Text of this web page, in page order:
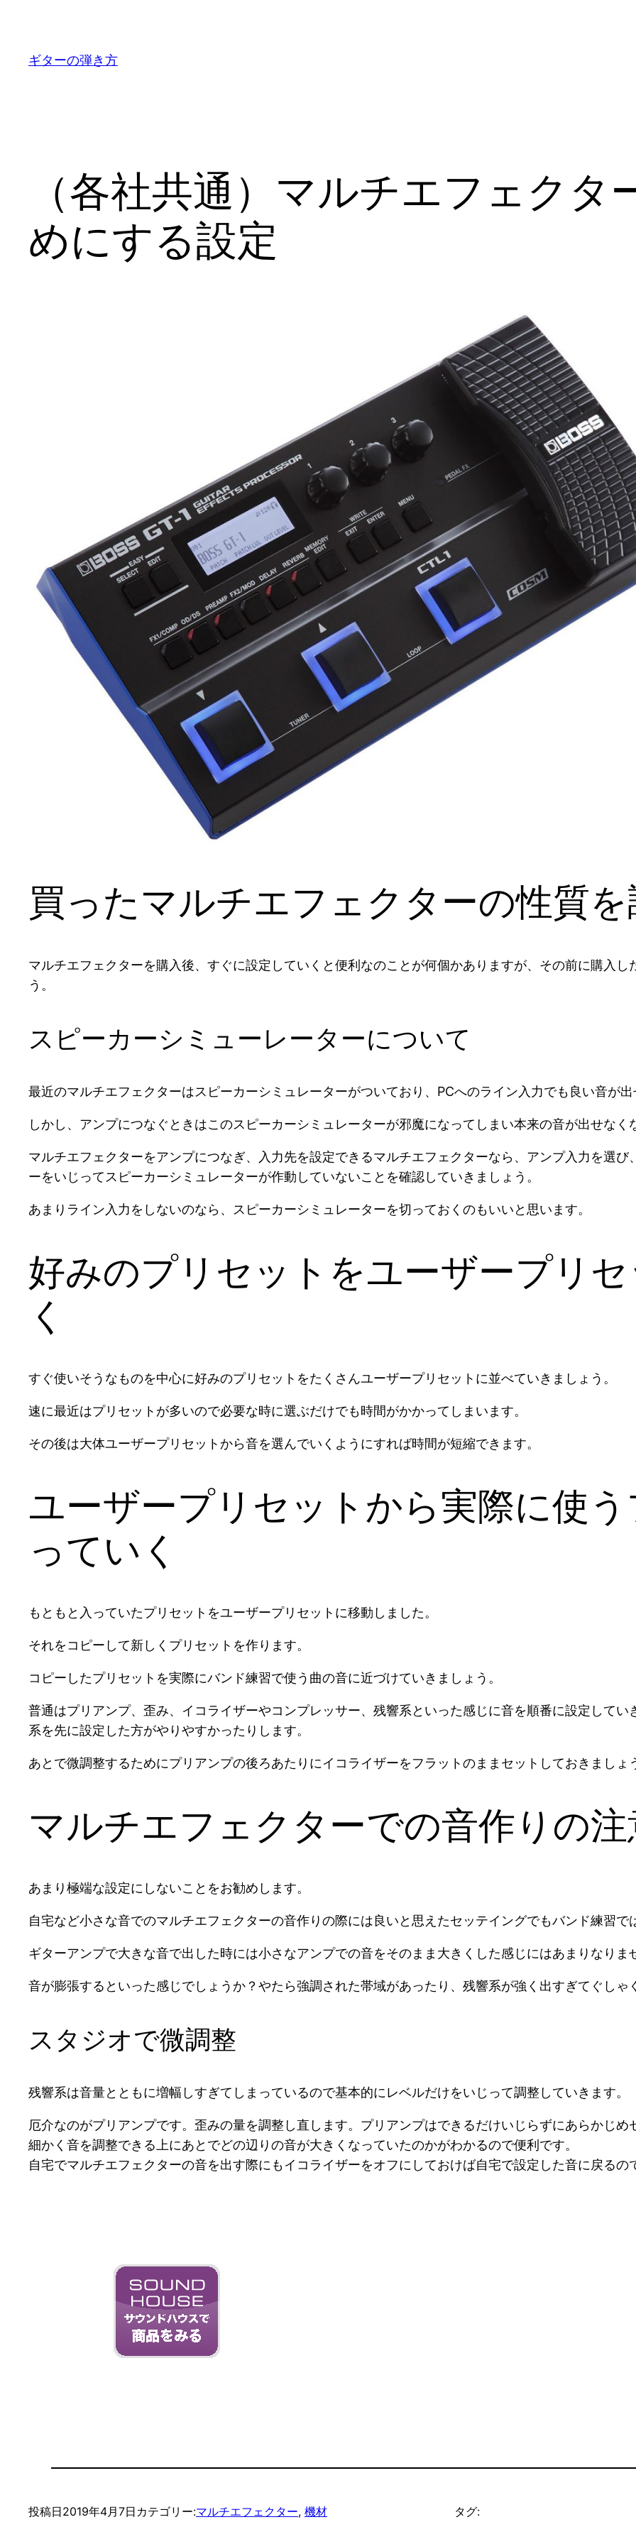
ギターの弾き方
（各社共通）マルチエフェクタ
めにする設定
買ったマルチエフェクターの性質
マルチエフェクターを購入後、すぐに設定していくと便利なのことが何個かありますが、その前に購入
う。
スピーカーシミューレーターについて
最近のマルチエフェクターはスピーカーシミュレーターがついており、PCへのライン入力でも良い音が
しかし、アンプにつなぐときはこのスピーカーシミュレーターが邪魔になってしまい本来の音が出せなく
マルチエフェクターをアンプにつなぎ、入力先を設定できるマルチエフェクターなら、アンプ入力を選
ーをいじってスピーカーシミュレーターが作動していないことを確認していきましょう。
あまりライン入力をしないのなら、スピーカーシミュレーターを切っておくのもいいと思います。
好みのプリセットをユーザープリ
く
すぐ使いそうなものを中心に好みのプリセットをたくさんユーザープリセットに並べていきましょう。
速に最近はプリセットが多いので必要な時に選ぶだけでも時間がかかってしまいます。
その後は大体ユーザープリセットから音を選んでいくようにすれば時間が短縮できます。
ユーザープリセットから実際に使
っていく
もともと入っていたプリセットをユーザープリセットに移動しました。
それをコピーして新しくプリセットを作ります。
コピーしたプリセットを実際にバンド練習で使う曲の音に近づけていきましょう。
普通はプリアンプ、歪み、イコライザーやコンプレッサー、残響系といった感じに音を順番に設定して
系を先に設定した方がやりやすかったりします。
あとで微調整するためにプリアンプの後ろあたりにイコライザーをフラットのままセットしておきましょ
マルチエフェクターでの音作りの
あまり極端な設定にしないことをお勧めします。
自宅など小さな音でのマルチエフェクターの音作りの際には良いと思えたセッテイングでもバンド練習
ギターアンプで大きな音で出した時には小さなアンプでの音をそのまま大きくした感じにはあまりなりま
音が膨張するといった感じでしょうか？やたら強調された帯域があったり、残響系が強く出すぎてぐしゃ
スタジオで微調整
残響系は音量とともに増幅しすぎてしまっているので基本的にレベルだけをいじって調整していきます。
厄介なのがプリアンプです。歪みの量を調整し直します。プリアンプはできるだけいじらずにあらかじ
細かく音を調整できる上にあとでどの辺りの音が大きくなっていたのかがわかるので便利です。
自宅でマルチエフェクターの音を出す際にもイコライザーをオフにしておけば自宅で設定した音に戻る
投稿日2019年4月7日 カテゴリー:マルチエフェクター, 機材 タグ: